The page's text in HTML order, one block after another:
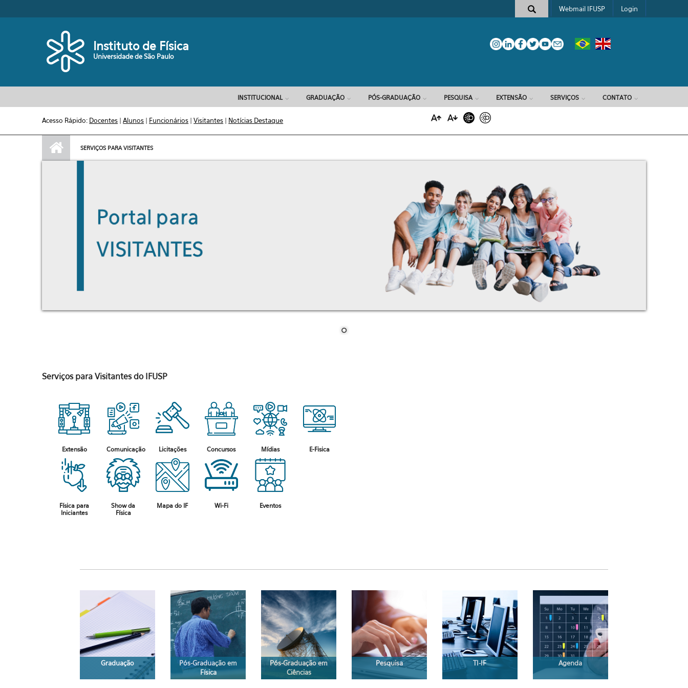
Formulário de busca
Webmail IFUSP Login
Instituto de Física
Universidade de São Paulo
INSTITUCIONAL GRADUAÇÃO PÓS-GRADUAÇÃO PESQUISA EXTENSÃO SERVIÇOS CONTATO
Acesso Rápido: Docentes |Alunos | Funcionários |Visitantes | Notícias Destaque
SERVIÇOS PARA VISITANTES
Serviços para Visitantes do IFUSP
Extensão Comunicação Licitações Concursos Mídias E-Fisica
Física para
Iniciantes
Show da
Física
Mapa do IF Wi-Fi Eventos
Graduação
Pós-Graduação em
Física
Pós-Graduação em
Ciências
Pesquisa TI-IF Agenda